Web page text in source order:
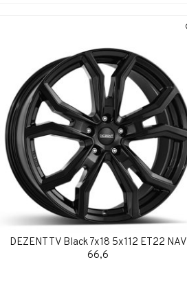
DEZENT TV Black 7x18 5x112 ET22 NAV
66,6